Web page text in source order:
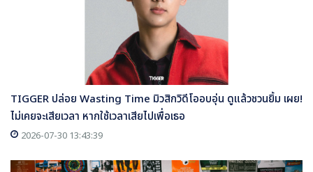
TIGGER ปล่อย Wasting Time มิวสิกวิดีโออบอุ่น ดูแล้วชวนยิ้ม เผย!
ไม่เคยจะเสียเวลา หากใช้เวลาเสียไปเพื่อเธอ
2026-07-30 13:43:39